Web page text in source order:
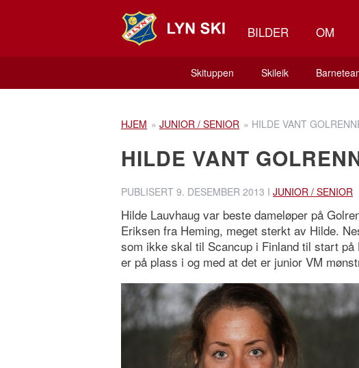
BILDER OM
Skituppen Skileik
HJEM » JUNIOR / SENIOR » HILDE VANT
HILDE VANT
PUBLISERT 9. DESEMBER 2013 I JUNIOR / SENIOR
Hilde Lauvhaug var beste dameløper på
Eriksen fra Heming, meget sterkt av Hilde.
som ikke skal til Scancup i Finland til start
er på plass i og med at det er junior VM